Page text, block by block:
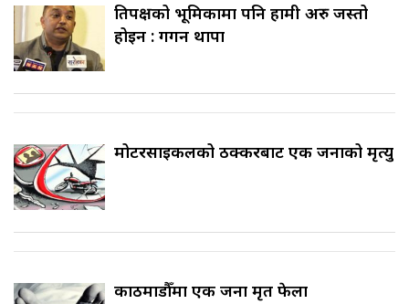
प्रतिपक्षको भूमिकामा पनि हामी अरु जस्तो
होइन : गगन थापा
मोटरसाइकलको ठक्करबाट एक जनाको मृत्यु
काठमाडौँमा एक जना मृत फेला